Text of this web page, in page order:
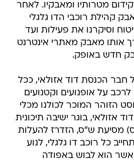
מטרותיו ומאבקיו. לאחר
קהילת רוכבי הדו גלגלי
וסיקרנו את פעילות ועד
אותו מאבק מאתרי אינטרנט
חדש באופק.
הכנסת דוד אזולאי, ככל
על אופנועים וקטנועים
הזוהר המוכר לכולנו מכלי
אזולאי, בוגר ישיבה תיכונית
מסיעת ש"ס, הזדרז להעלות
כל רוכב דו גלגלי, לנוע
כאשר הוא לבוש באפודה